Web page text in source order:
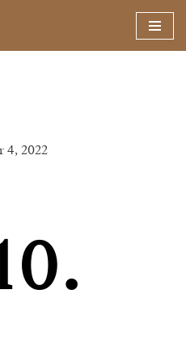
4, 2022